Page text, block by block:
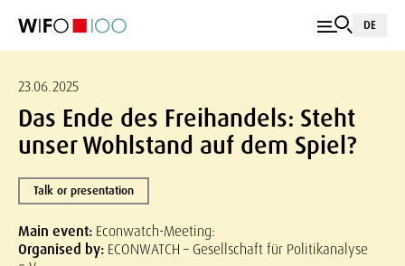
DE
23.06.2025
Das Ende des Freihandels: Steht
unser Wohlstand auf dem Spiel?
Talk or presentation
Main event: Econwatch-Meeting:
Organised by: ECONWATCH – Gesellschaft für Politikanalyse